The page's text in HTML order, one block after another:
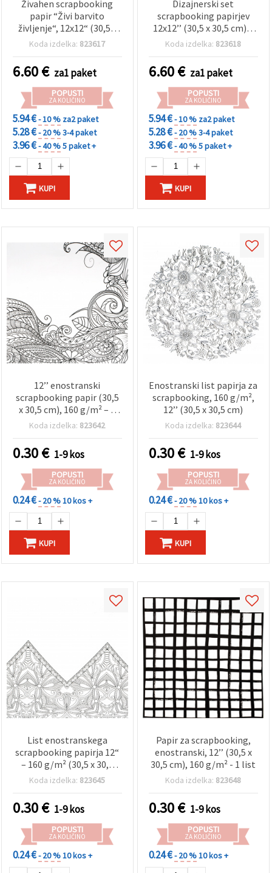
Živahen scrapbooking
papir “Živi barvito
življenje“, 12x12“ (30,5 x
30,5 cm) - 40 listov, 20
vzorcev (tiskani in
perlasti) - idealno za
albume, voščilnice in
kreativne DIY projekte
Koda izdelka: 823617
6.60€ za1 paket
POPUSTI
ZA KOLIČINO
5.94 €- 10 % za2 paket
5.28 €- 20 %3-4 paket
3.96 €- 40 %5 paket +
KUPI
Dizajnerski set
scrapbooking papirjev
12x12’’ (30,5 x 30,5 cm) –
40 listov, 20 motivov
leskom) – kovinski videz
zlate in srebrne barve – za
scrapbooking, izdelavo
voščilnic in DIY ustvarjanje
– mešan izbor
Koda izdelka: 823618
6.60€ za1 paket
POPUSTI
ZA KOLIČINO
5.94 €- 10 % za2 paket
5.28 €- 20 %3-4 paket
3.96 €- 40 %5 paket +
KUPI
12’’ enostranski
scrapbooking papir (30,5
x 30,5 cm), 160 g/m² – 1
list
Koda izdelka: 823642
0.30€ 1-9 kos
POPUSTI
ZA KOLIČINO
0.24 €- 20 %10 kos +
KUPI
Enostranski list papirja za
scrapbooking, 160 g/m²,
12’’ (30,5 x 30,5 cm)
Koda izdelka: 823644
0.30€ 1-9 kos
POPUSTI
ZA KOLIČINO
0.24 €- 20 %10 kos +
KUPI
List enostranskega
scrapbooking papirja 12“
– 160 g/m² (30,5 x 30,5
cm)
Koda izdelka: 823645
0.30€ 1-9 kos
POPUSTI
ZA KOLIČINO
0.24 €- 20 %10 kos +
Papir za scrapbooking,
enostranski, 12’’ (30,5 x
30,5 cm), 160 g/m² - 1 list
Koda izdelka: 823648
0.30€ 1-9 kos
POPUSTI
ZA KOLIČINO
0.24 €- 20 %10 kos +